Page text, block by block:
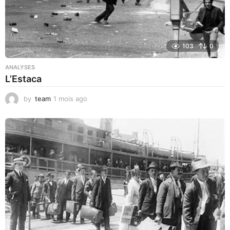
103 0
ANALYSES
L’Estaca
by team 1 mois ago
i
s
a
o